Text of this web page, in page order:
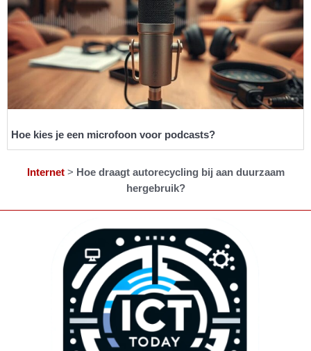
Hoe kies je een microfoon voor podcasts?
Internet> Hoe draagt autorecycling bij aan duurzaam
hergebruik?